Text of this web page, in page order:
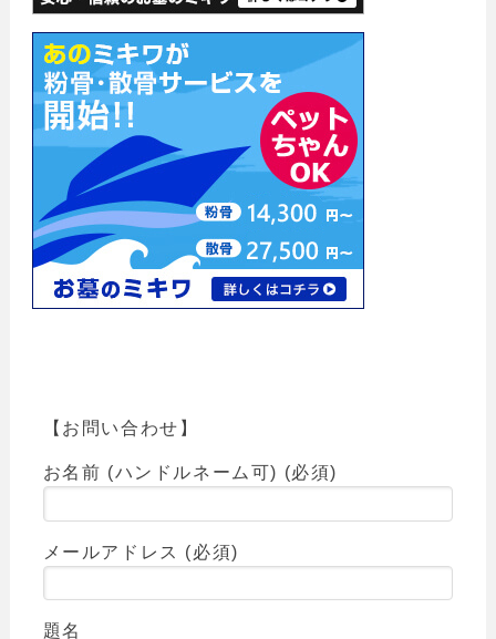
【お問い合わせ】
お名前 (ハンドルネーム可) (必須)
メールアドレス (必須)
題名